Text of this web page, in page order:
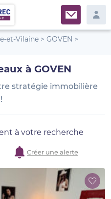
et-Vilaine > GOVEN >
à GOVEN
stratégie immobilière
!
à votre recherche
Créer une alerte